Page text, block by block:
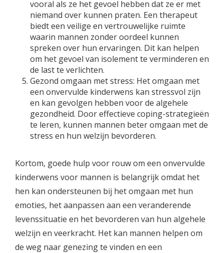
vooral als ze het gevoel hebben dat ze er met
niemand over kunnen praten. Een therapeut
biedt een veilige en vertrouwelijke ruimte
waarin mannen zonder oordeel kunnen
spreken over hun ervaringen. Dit kan helpen
om het gevoel van isolement te verminderen en
de last te verlichten.
Gezond omgaan met stress: Het omgaan met
een onvervulde kinderwens kan stressvol zijn
en kan gevolgen hebben voor de algehele
gezondheid. Door effectieve coping-strategieën
te leren, kunnen mannen beter omgaan met de
stress en hun welzijn bevorderen.
Kortom, goede hulp voor rouw om een onvervulde
kinderwens voor mannen is belangrijk omdat het
hen kan ondersteunen bij het omgaan met hun
emoties, het aanpassen aan een veranderende
levenssituatie en het bevorderen van hun algehele
welzijn en veerkracht. Het kan mannen helpen om
de weg naar genezing te vinden en een